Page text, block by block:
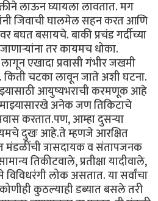
लाऊन घ्यायला लावतात. मग
जिवाची घालमेल सहन करत आणि
बसायचे. बाकी प्रचंड गर्दीच्या
तर कायमच धोका.
एखादा प्रवासी गंभीर जखमी
किती चटका लावून जाते अशी घटना.
आयुष्यभराची करमणूक आहे
अनेक जण तिकिटाचे
करतात.पण, आम्हा दुसऱ्या
दुखः आहे.ते म्हणजे आरक्षित
मंडळींची त्रासदायक व संतापजनक
तिकीटवाले, प्रतीक्षा यादीवाले,
लोक असतात. या सर्वांचा
कुठल्याही डब्यात बसले तरी